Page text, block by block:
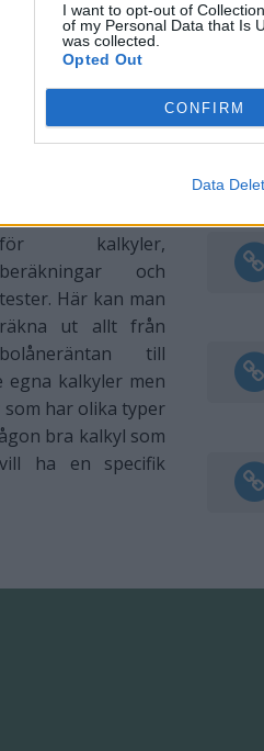
I want to opt-out of
of my Personal Data that Is
was collected.
Opted Out
CONFIRM
Data
för kalkyler,
beräkningar och
tester. Här kan man
räkna ut allt från
bolåneräntan till
egna kalkyler men
har olika typer
bra kalkyl som
ha en specifik